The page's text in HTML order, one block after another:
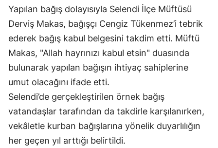
Yapılan bağış dolayısıyla Selendi İlçe Müftüsü
Derviş Makas, bağışçı Cengiz Tükenmez’i tebrik
ederek bağış kabul belgesini takdim etti. Müftü
Makas, "Allah hayrınızı kabul etsin" duasında
bulunarak yapılan bağışın ihtiyaç sahiplerine
umut olacağını ifade etti.
Selendi’de gerçekleştirilen örnek bağış
vatandaşlar tarafından da takdirle karşılanırken,
vekâletle kurban bağışlarına yönelik duyarlılığın
her geçen yıl arttığı belirtildi.